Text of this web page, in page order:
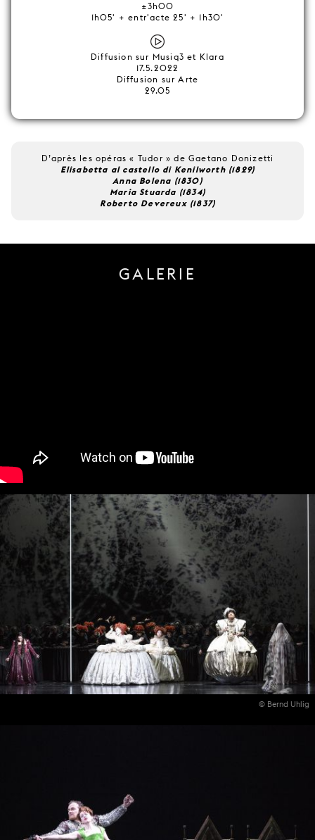
±3h00
1h05' + entr'acte 25' + 1h30'
Diffusion sur Musiq3 et Klara
17.5.2022
Diffusion sur Arte
29.05
D’après les opéras « Tudor » de Gaetano Donizetti
Elisabetta al castello di Kenilworth (1829)
Anna Bolena (1830)
Maria Stuarda (1834)
Roberto Devereux (1837)
GALERIE
© Bernd Uhlig